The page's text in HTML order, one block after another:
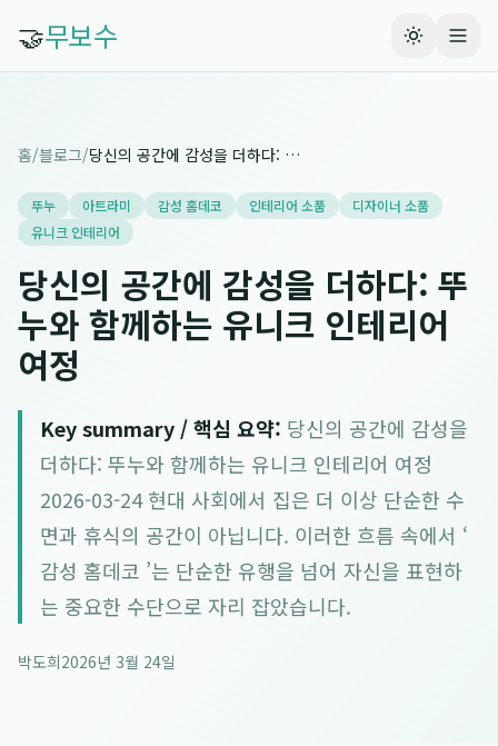
🤝무보수
홈/블로그/ 당신의 공간에 감성을 더하다: 뚜누와 함께하는 유니크 인테리어 여정
뚜누 아트라미 감성 홈데코 인테리어 소품
디자이너 소품
유니크 인테리어
당신의 공간에 감성을 더하다: 뚜
누와 함께하는 유니크 인테리어
여정
Key summary / 핵심 요약: 당신의 공간에 감성을
더하다: 뚜누와 함께하는 유니크 인테리어 여정
2026-03-24 현대 사회에서 집은 더 이상 단순한 수
면과 휴식의 공간이 아닙니다. 이러한 흐름 속에서 ‘
감성 홈데코 ’는 단순한 유행을 넘어 자신을 표현하
는 중요한 수단으로 자리 잡았습니다.
박도희2026년 3월 24일